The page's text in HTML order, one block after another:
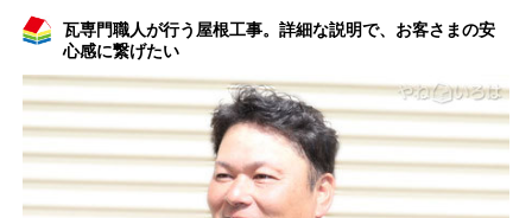
瓦専門職人が行う屋根工事。詳細な説明で、お客さまの安
心感に繋げたい